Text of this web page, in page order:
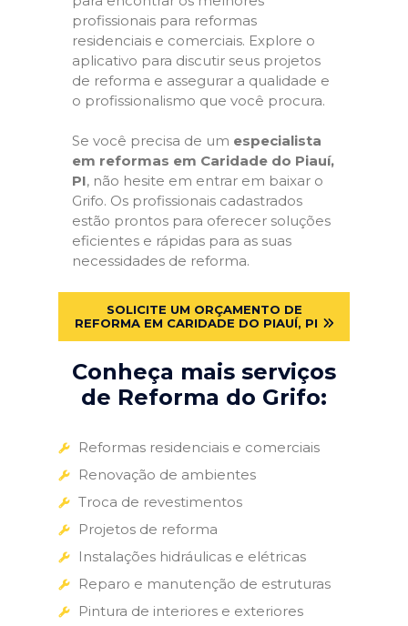
profissionais para reformas
residenciais e comerciais. Explore o
aplicativo para discutir seus projetos
de reforma e assegurar a qualidade e
o profissionalismo que você procura.
Se você precisa de um especialista
em reformas em Caridade do Piauí,
PI, não hesite em entrar em baixar o
Grifo. Os profissionais cadastrados
estão prontos para oferecer soluções
eficientes e rápidas para as suas
necessidades de reforma.
SOLICITE UM ORÇAMENTO DE
REFORMA EM CARIDADE DO PIAUÍ, PI
Conheça mais serviços
de Reforma do Grifo:
Reformas residenciais e comerciais
Renovação de ambientes
Troca de revestimentos
Projetos de reforma
Instalações hidráulicas e elétricas
Reparo e manutenção de estruturas
Pintura de interiores e exteriores